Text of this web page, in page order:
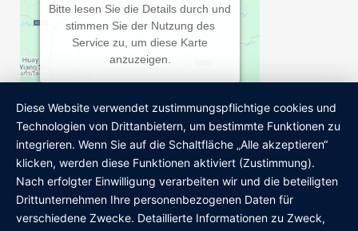
Bitte lesen Sie die Details durch und
stimmen Sie der Nutzung des
Service zu, um diese Karte
anzuzeigen.
MEHR INFORMATIONEN
AKZEPTIEREN
Powered byUsercentrics Consent
Management Platform
Wir sind Mitglied
Diese Website verwendet zustimmungspflichtige cookies und
Technologien von Drittanbietern, um bestimmte Funktionen zu
integrieren. Wenn Sie auf die Schaltfläche „Alle akzeptieren“
klicken, werden diese Funktionen aktiviert (Zustimmung).
Nach erfolgter Einwilligung verarbeiten wir und die beteiligten
Drittunternehmen Ihre personenbezogenen Daten für
verschiedene Zwecke. Detaillierte Informationen zu Zweck,